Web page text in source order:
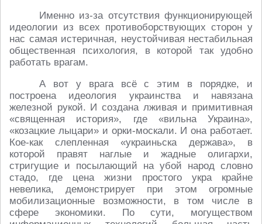
Именно из-за отсутствия функционирующей
идеологии из всех противоборствующих сторон у
нас самая истеричная, неустойчивая нестабильная
общественная психология, в которой так удобно
работать врагам.
А вот у врага всё с этим в порядке, и
построена идеология украинства и навязана
железной рукой. И создана лживая и примитивная
«священная история», где «вильна Украина»,
«козацкие лыцари» и орки-москали. И она работает.
Кое-как слепленная «украиньска держава», в
которой правят наглые и жадные олигархи,
стригущие и посылающий на убой народ словно
стадо, где цена жизни простого укра крайне
невелика, демонстрирует при этом огромные
мобилизационные возможности, в том числе в
сфере экономики. По сути, могуществом